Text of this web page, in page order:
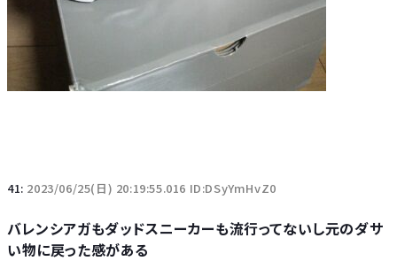
41: 2023/06/25(日) 20:19:55.016 ID:DSyYmHvZ0
バレンシアガもダッドスニーカーも流行ってないし元のダサ
い物に戻った感がある